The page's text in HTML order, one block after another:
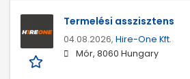
Termelési asszisztens
04.08.2026, Hire-One Kft.
Mór, 8060 Hungary